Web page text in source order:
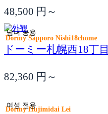
48,500 円～
남녀 공용
Dormy Sapporo Nishi18chome
ドーミー札幌西18丁目
82,360 円～
여성 전용
Dormy Hujimidai Lei